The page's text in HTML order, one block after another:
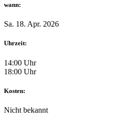
wann:
Sa. 18. Apr. 2026
Uhrzeit:
14:00 Uhr
18:00 Uhr
Kosten:
Nicht bekannt